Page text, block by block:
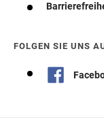
FOLGEN SIE UNS